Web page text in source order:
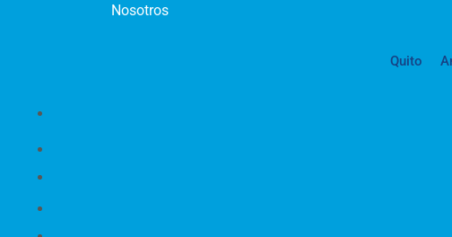
Nosotros
Quito